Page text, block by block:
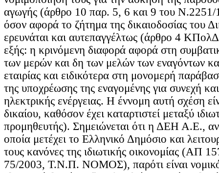
αγωγής (άρθρο 10 παρ. 5, 6 και 9 του Ν.2251/
όσον αφορά το ζήτημα της δικαιοδοσίας του
ερευνάται και αυτεπαγγέλτως (άρθρο 4
εξής: η κρινόμενη διαφορά αφορά στη
των μερών και δη των μελών των εναγόντων
εταιρίας και ειδικότερα στη μονομερή
της υποχρέωσης της εναγομένης για συνεχή
ηλεκτρικής ενέργειας. Η έννομη αυτή σχέση
δικαίου, καθόσον έχει καταρτιστεί μεταξύ
προμηθευτής). Σημειώνεται ότι η ΔΕΗ Α.Ε.,
οποία μετέχει το Ελληνικό Δημόσιο και
τους κανόνες της ιδιωτικής οικονομίας (ΑΠ
75/2003, Τ.Ν.Π. ΝΟΜΟΣ), παρότι είναι